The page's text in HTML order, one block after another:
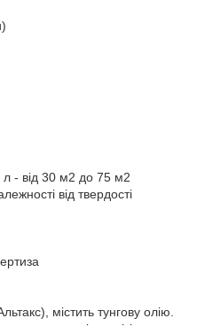
- від 30 м2 до 75 м2
від твердості
містить тунгову олію.